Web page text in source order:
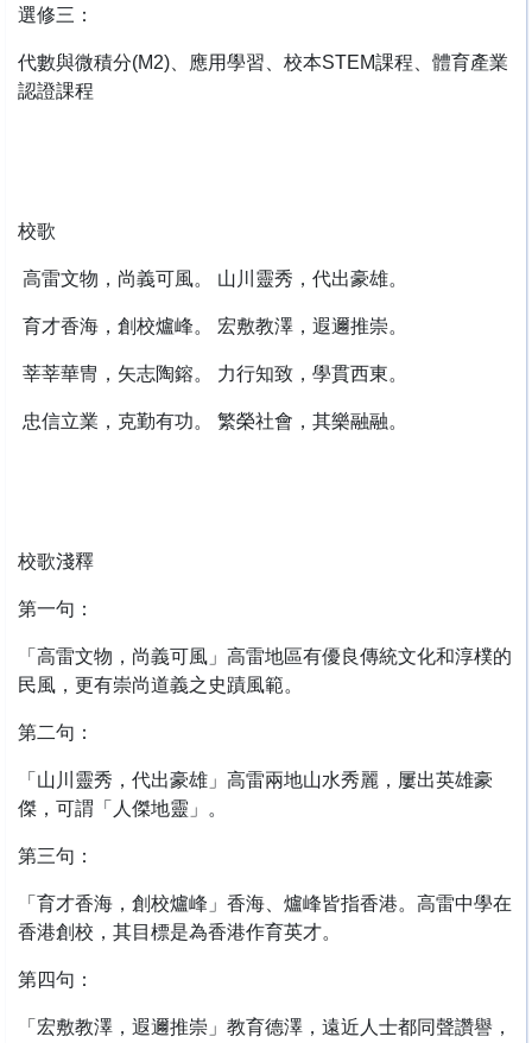
選修三：
代數與微積分(M2)、應用學習、校本STEM課程、體育產業
認證課程
校歌
高雷文物，尚義可風。 山川靈秀，代出豪雄。
育才香海，創校爐峰。 宏敷教澤，遐邇推崇。
莘莘華冑，矢志陶鎔。 力行知致，學貫西東。
忠信立業，克勤有功。 繁榮社會，其樂融融。
校歌淺釋
第一句：
「高雷文物，尚義可風」高雷地區有優良傳統文化和淳樸的
民風，更有崇尚道義之史蹟風範。
第二句：
「山川靈秀，代出豪雄」高雷兩地山水秀麗，屢出英雄豪
傑，可謂「人傑地靈」。
第三句：
「育才香海，創校爐峰」香海、爐峰皆指香港。高雷中學在
香港創校，其目標是為香港作育英才。
第四句：
「宏敷教澤，遐邇推崇」教育德澤，遠近人士都同聲讚譽，